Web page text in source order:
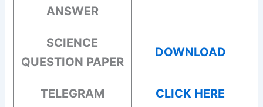
ANSWER
SCIENCE
QUESTION PAPER
DOWNLOAD
TELEGRAM CLICK HERE